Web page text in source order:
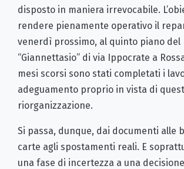
disposto in maniera irrevocabile.
rendere pienamente operativo il
venerdì prossimo, al quinto piano del
“Giannettasio” di via Ippocrate a
mesi scorsi sono stati completati i
adeguamento proprio in vista di
riorganizzazione.
Si passa, dunque, dai documenti alle
carte agli spostamenti reali. E
una fase di incertezza a una